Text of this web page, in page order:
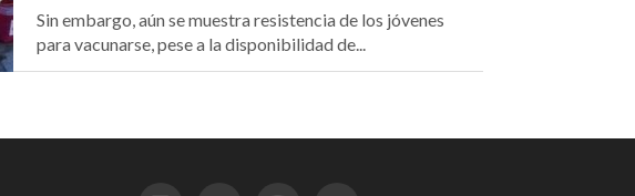
Sin embargo, aún se muestra resistencia de los jóvenes
para vacunarse, pese a la disponibilidad de...